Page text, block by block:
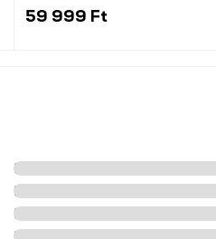
59 999 Ft